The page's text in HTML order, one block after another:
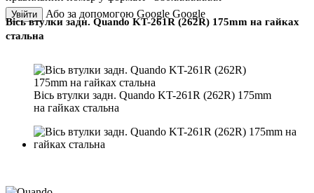
Увійти Або за допомогою Google Google
Вісь втулки задн. Quando KT-261R (262R) 175mm на гайках
стальна
Вісь втулки задн. Quando KT-261R (262R) 175mm
на гайках стальна